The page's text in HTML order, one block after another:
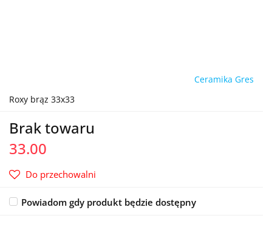
Ceramika Gres
Roxy brąz 33x33
Brak towaru
33.00
Do przechowalni
Powiadom gdy produkt będzie dostępny